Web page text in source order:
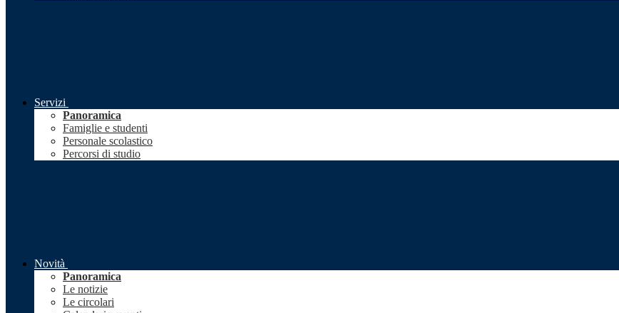
Servizi
Panoramica
Famiglie e studenti
Personale scolastico
Percorsi di studio
Novità
Panoramica
Le notizie
Le circolari